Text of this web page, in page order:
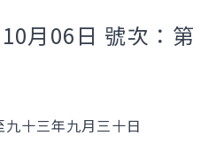
月06日 號次：第
十三年九月三十日